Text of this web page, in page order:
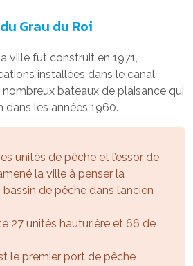
Grau du Roi
ville fut construit en 1971,
installées dans le canal
bateaux de plaisance qui
les années 1960.
unités de pêche et l’essor de
la ville à penser la
de pêche dans l’ancien
27 unités hauturière et 66 de
le premier port de pêche